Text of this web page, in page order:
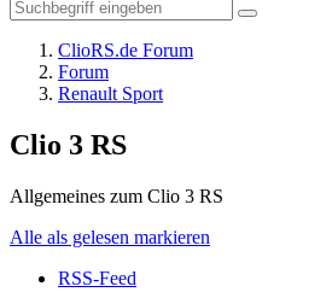
ClioRS.de Forum
Forum
Renault Sport
Clio 3 RS
Allgemeines zum Clio 3 RS
Alle als gelesen markieren
RSS-Feed